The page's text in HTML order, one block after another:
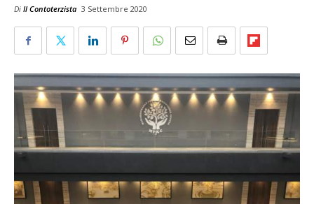
Di Il Contoterzista 3 Settembre 2020